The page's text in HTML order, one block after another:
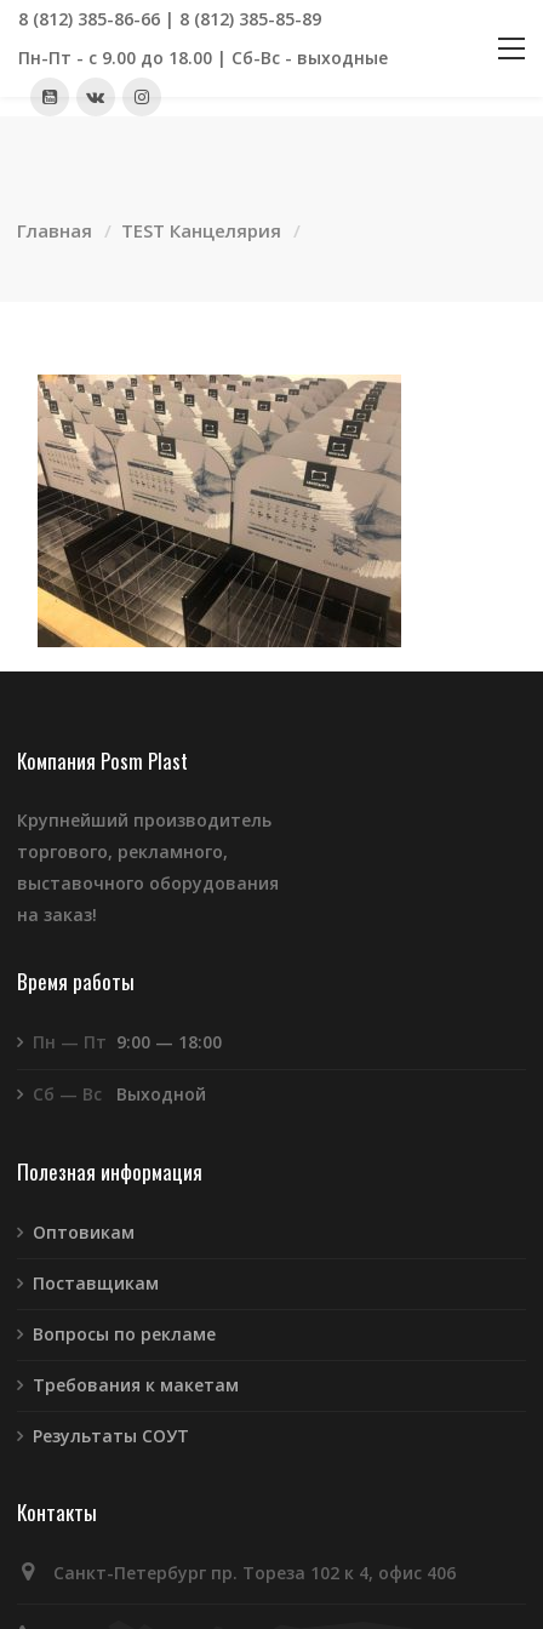
8 (812) 385-86-66 | 8 (812) 385-85-89
Пн-Пт - с 9.00 до 18.00 | Сб-Вс - выходные
Главная TEST Канцелярия
Компания Posm Plast
Крупнейший производитель
торгового, рекламного,
выставочного оборудования
на заказ!
Время работы
Пн — Пт 9:00 — 18:00
Сб — Вс Выходной
Полезная информация
Оптовикам
Поставщикам
Вопросы по рекламе
Требования к макетам
Результаты СОУТ
Контакты
Санкт-Петербург пр. Тореза 102 к 4, офис 406